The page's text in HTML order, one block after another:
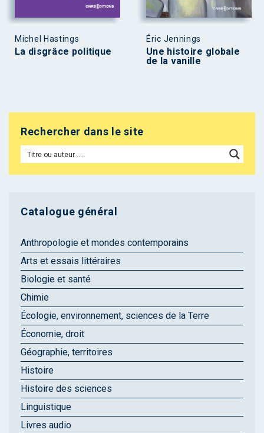
Michel Hastings
La disgrâce politique
Éric Jennings
Une histoire globale
de la vanille
Rechercher dans le site
Catalogue général
Anthropologie et mondes contemporains
Arts et essais littéraires
Biologie et santé
Chimie
Écologie, environnement, sciences de la Terre
Économie, droit
Géographie, territoires
Histoire
Histoire des sciences
Linguistique
Livres audio